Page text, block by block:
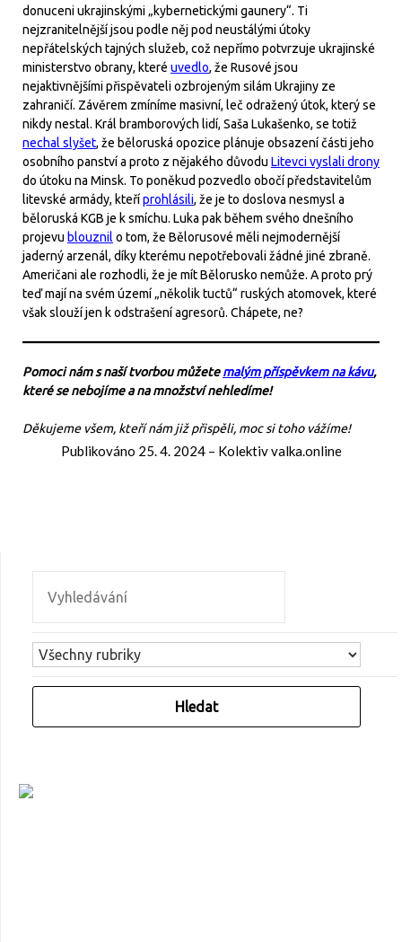
donuceni ukrajinskými „kybernetickými gaunery“. Ti
nejzranitelnější jsou podle něj pod neustálými útoky
nepřátelských tajných služeb, což nepřímo potvrzuje ukrajinské
ministerstvo obrany, které uvedlo, že Rusové jsou
nejaktivnějšími přispěvateli ozbrojeným silám Ukrajiny ze
zahraničí. Závěrem zmíníme masivní, leč odražený útok, který se
nikdy nestal. Král bramborových lidí, Saša Lukašenko, se totiž
nechal slyšet, že běloruská opozice plánuje obsazení části jeho
osobního panství a proto z nějakého důvodu Litevci vyslali drony
do útoku na Minsk. To poněkud pozvedlo obočí představitelům
litevské armády, kteříprohlásili, že je to doslova nesmysl a
běloruská KGB je k smíchu. Luka pak během svého dnešního
projevu blouznil o tom, že Bělorusové měli nejmodernější
jaderný arzenál, díky kterému nepotřebovali žádné jiné zbraně.
Američani ale rozhodli, že je mít Bělorusko nemůže. A proto prý
teď mají na svém území „několik tuctů“ ruských atomovek, které
však slouží jen k odstrašení agresorů. Chápete, ne?
Pomoci nám s naší tvorbou můžetemalým příspěvkem na kávu,
které se nebojíme a na množství nehledíme!
Děkujeme všem, kteří nám již přispěli, moc si toho vážíme!
Publikováno 25. 4. 2024– Kolektiv valka.online